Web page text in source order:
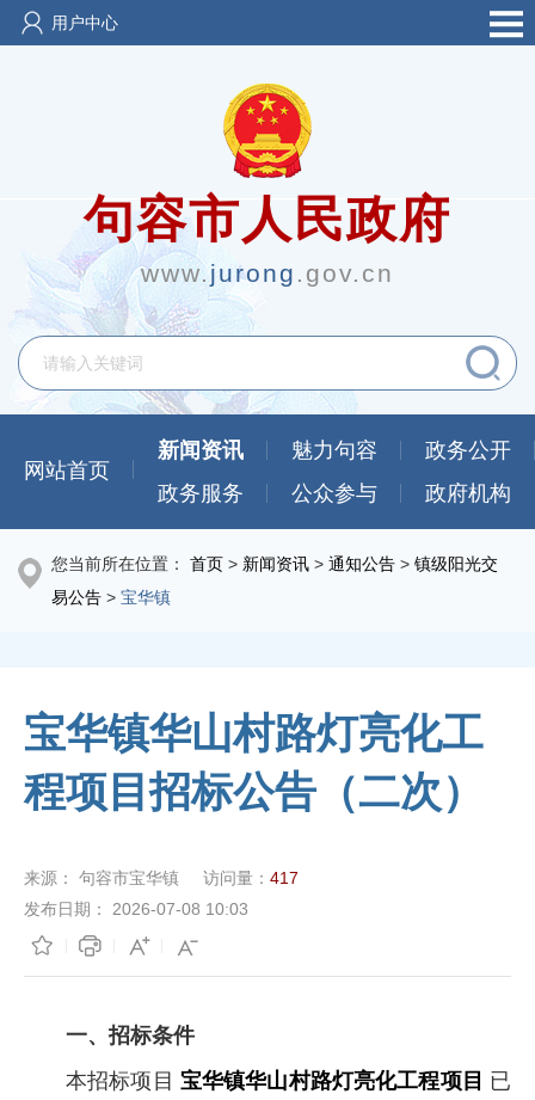
用户中心
句容市人民政府
www.jurong .gov.cn
网站首页
新闻资讯 魅力句容
政务公开
政务服务
公众参与 政府机构
您当前所在位置： 首页 > 新闻资讯 > 通知公告 > 镇级阳光交
易公告 > 宝华镇
宝华镇华山村路灯亮化工
程项目招标公告（二次）
来源： 句容市宝华镇 访问量： 417
发布日期：
2026-07-08 10:03
一、招标条件
本招标项目 宝华镇华山村路灯亮化工程项目 已